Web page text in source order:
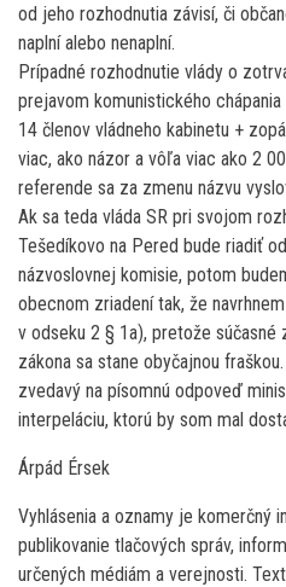
od jeho rozhodnutia závisí, či
naplní alebo nenaplní.
Prípadné rozhodnutie vlády o
prejavom komunistického
14 členov vládneho kabinetu +
viac, ako názor a vôľa viac ako 2
referende sa za zmenu názvu
Ak sa teda vláda SR pri svojom
Tešedíkovo na Pered bude riadiť
názvoslovnej komisie, potom
obecnom zriadení tak, že
v odseku 2 § 1a), pretože súčasné
zákona sa stane obyčajnou
zvedavý na písomnú odpoveď
interpeláciu, ktorú by som mal
Árpád Érsek
Vyhlásenia a oznamy je komerčný
publikovanie tlačových správ,
určených médiám a verejnosti.